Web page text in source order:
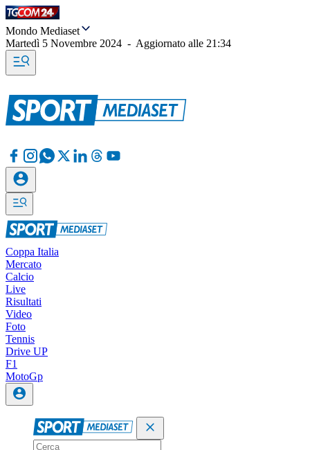
Mondo Mediaset
Martedì 5 Novembre 2024 - Aggiornato alle 21:34
Coppa Italia
Mercato
Calcio
Live
Risultati
Video
Foto
Tennis
Drive UP
F1
MotoGp